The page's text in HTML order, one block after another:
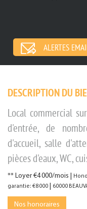
ALERTES
DESCRIPTION DU
Local commercial
d'entrée, de
d'accueil, salle
pièces d'eaux, WC,
** Loyer €4 000/mois
garantie: €8 000
60000
Nos honoraires